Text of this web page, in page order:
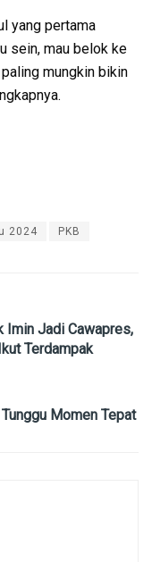
yang pertama
sein, mau belok ke
mungkin bikin
2024 PKB
Imin Jadi Cawapres,
Terdampak
Momen Tepat